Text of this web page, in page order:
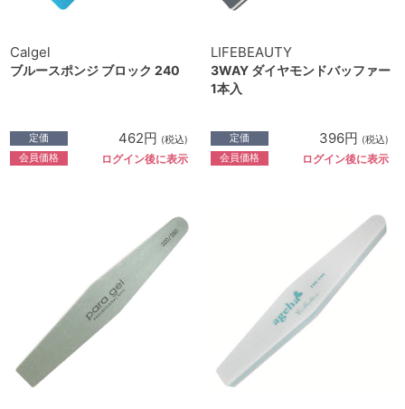
Calgel
ブルースポンジ ブロック 240
定価 462円 (税込)
会員価格 ログイン後に表示
LIFEBEAUTY
3WAY ダイヤモンドバッファー
1本入
定価 396円 (税込)
会員価格 ログイン後に表示